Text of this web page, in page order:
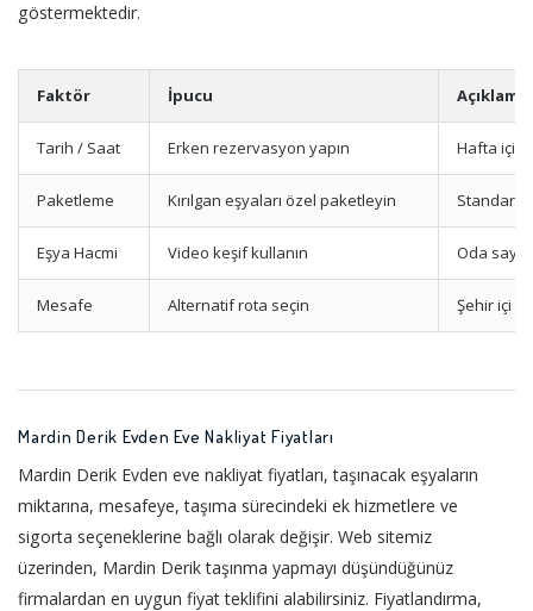
göstermektedir.
Faktör İpucu Açıklama
Tarih / Saat Erken rezervasyon yapın Hafta içi /
Paketleme Kırılgan eşyaları özel paketleyin Standart
Eşya Hacmi Video keşif kullanın Oda
Mesafe Alternatif rota seçin Şehir içi
Mardin Derik Evden Eve Nakliyat Fiyatları
Mardin Derik Evden eve nakliyat fiyatları, taşınacak eşyaların
miktarına, mesafeye, taşıma sürecindeki ek hizmetlere ve
sigorta seçeneklerine bağlı olarak değişir. Web sitemiz
üzerinden, Mardin Derik taşınma yapmayı düşündüğünüz
firmalardan en uygun fiyat teklifini alabilirsiniz. Fiyatlandırma,